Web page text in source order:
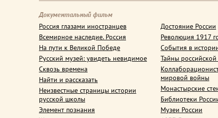
Документальный фильм
Россия глазами иностранцев
Всемирное наследие. Россия
На пути к Великой Победе
Русский музей: увидеть невидимое
Сквозь времена
Найти и рассказать
Неизвестные страницы истории
русской школы
Элемент познания
Достояние России
Революция 1917
События в
Тайны
мировой войны
Монастырские
Библиотеки
Музеи России